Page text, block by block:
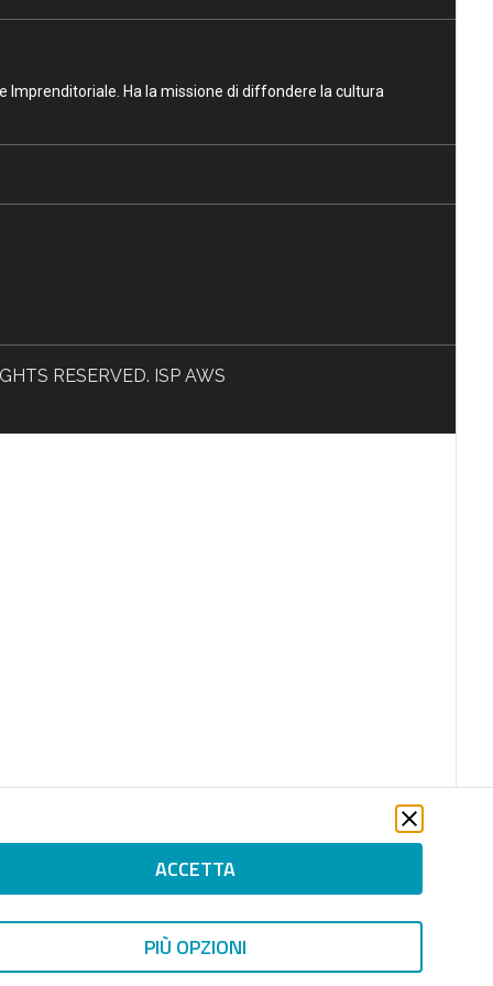
ACCETTA
PIÙ OPZIONI
Imprenditoriale. Ha la missione di diffondere la cultura
RESERVED. ISP AWS